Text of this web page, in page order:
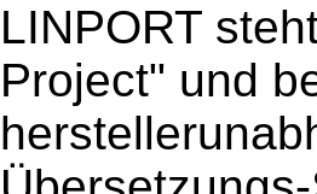
LINPORT
Project" und